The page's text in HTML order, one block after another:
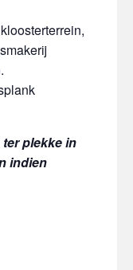
plekke in
indien